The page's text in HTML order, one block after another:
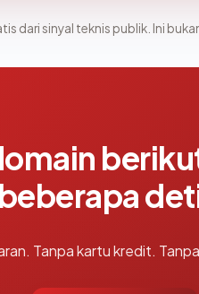
dari sinyal teknis publik. Ini
beberapa
Tanpa kartu kredit.